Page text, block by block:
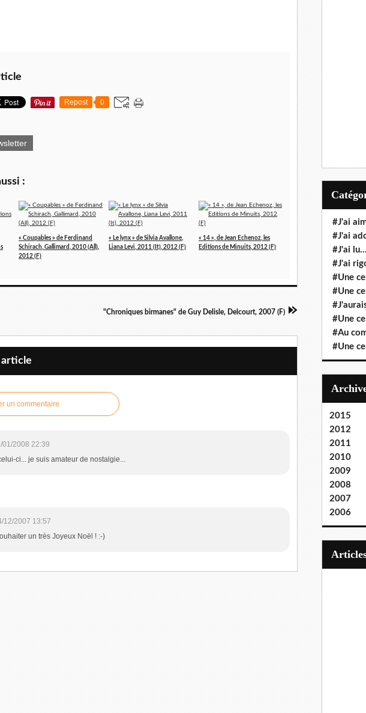
Repost 0
:
« Coupables » de Ferdinand
Schirach, Gallimard, 2010 (All),
2012 (F)
« Le lynx » de Silvia Avallone,
Liana Levi, 2011 (It), 2012 (F)
« 14 », de Jean Echenoz, les
Editions de Minuits, 2012 (F)
"Chroniques birmanes" de Guy Delisle, Delcourt, 2007 (F)
un commentaire
01/2008 22:39
ci... je suis amateur de nostalgie...
12/2007 13:57
un très Joyeux Noël ! :-)
#J'ai
#J'ai
#J'ai lu...
#J'ai
#Une
#Une
#Une
#Au
#Une
2015
2012
2011
2010
2009
2008
2007
2006